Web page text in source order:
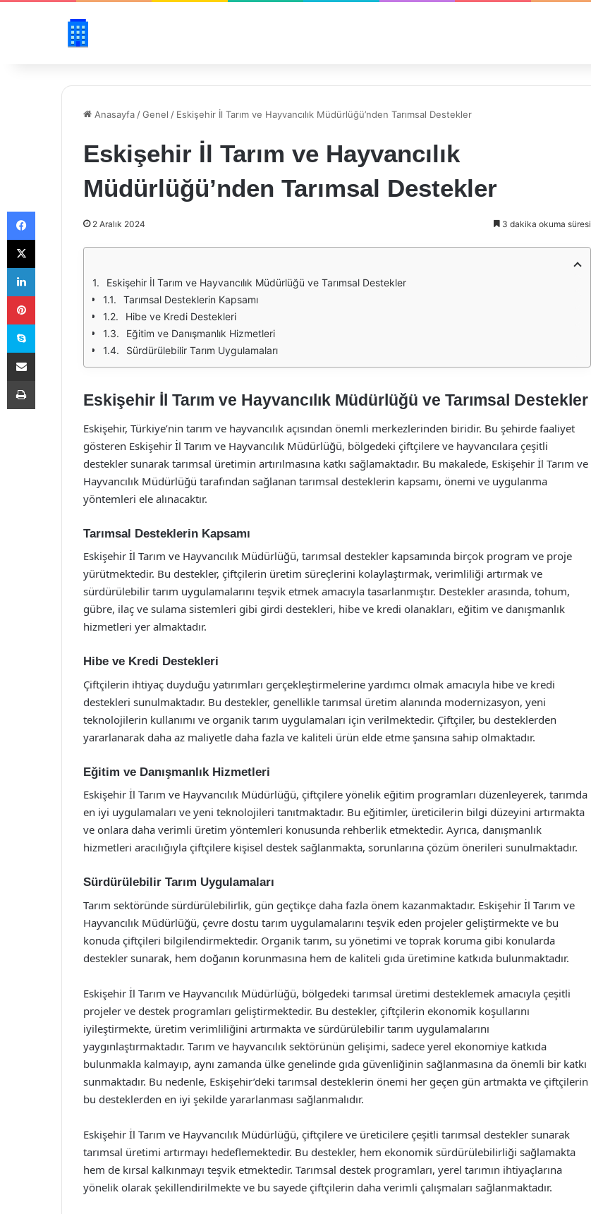
Anasayfa /Genel / Eskişehir İl Tarım ve Hayvancılık Müdürlüğü’nden Tarımsal Destekler
Eskişehir İl Tarım ve Hayvancılık
Müdürlüğü’nden Tarımsal Destekler
2 Aralık 2024 3 dakika okuma süresi
Eskişehir İl Tarım ve Hayvancılık Müdürlüğü ve Tarımsal Destekler
Tarımsal Desteklerin Kapsamı
Hibe ve Kredi Destekleri
Eğitim ve Danışmanlık Hizmetleri
Sürdürülebilir Tarım Uygulamaları
Eskişehir İl Tarım ve Hayvancılık Müdürlüğü ve Tarımsal Destekler
Eskişehir, Türkiye’nin tarım ve hayvancılık açısından önemli merkezlerinden biridir. Bu şehirde faaliyet
gösteren Eskişehir İl Tarım ve Hayvancılık Müdürlüğü, bölgedeki çiftçilere ve hayvancılara çeşitli
destekler sunarak tarımsal üretimin artırılmasına katkı sağlamaktadır. Bu makalede, Eskişehir İl Tarım ve
Hayvancılık Müdürlüğü tarafından sağlanan tarımsal desteklerin kapsamı, önemi ve uygulanma
yöntemleri ele alınacaktır.
Tarımsal Desteklerin Kapsamı
Eskişehir İl Tarım ve Hayvancılık Müdürlüğü, tarımsal destekler kapsamında birçok program ve proje
yürütmektedir. Bu destekler, çiftçilerin üretim süreçlerini kolaylaştırmak, verimliliği artırmak ve
sürdürülebilir tarım uygulamalarını teşvik etmek amacıyla tasarlanmıştır. Destekler arasında, tohum,
gübre, ilaç ve sulama sistemleri gibi girdi destekleri, hibe ve kredi olanakları, eğitim ve danışmanlık
hizmetleri yer almaktadır.
Hibe ve Kredi Destekleri
Çiftçilerin ihtiyaç duyduğu yatırımları gerçekleştirmelerine yardımcı olmak amacıyla hibe ve kredi
destekleri sunulmaktadır. Bu destekler, genellikle tarımsal üretim alanında modernizasyon, yeni
teknolojilerin kullanımı ve organik tarım uygulamaları için verilmektedir. Çiftçiler, bu desteklerden
yararlanarak daha az maliyetle daha fazla ve kaliteli ürün elde etme şansına sahip olmaktadır.
Eğitim ve Danışmanlık Hizmetleri
Eskişehir İl Tarım ve Hayvancılık Müdürlüğü, çiftçilere yönelik eğitim programları düzenleyerek, tarımda
en iyi uygulamaları ve yeni teknolojileri tanıtmaktadır. Bu eğitimler, üreticilerin bilgi düzeyini artırmakta
ve onlara daha verimli üretim yöntemleri konusunda rehberlik etmektedir. Ayrıca, danışmanlık
hizmetleri aracılığıyla çiftçilere kişisel destek sağlanmakta, sorunlarına çözüm önerileri sunulmaktadır.
Sürdürülebilir Tarım Uygulamaları
Tarım sektöründe sürdürülebilirlik, gün geçtikçe daha fazla önem kazanmaktadır. Eskişehir İl Tarım ve
Hayvancılık Müdürlüğü, çevre dostu tarım uygulamalarını teşvik eden projeler geliştirmekte ve bu
konuda çiftçileri bilgilendirmektedir. Organik tarım, su yönetimi ve toprak koruma gibi konularda
destekler sunarak, hem doğanın korunmasına hem de kaliteli gıda üretimine katkıda bulunmaktadır.
Eskişehir İl Tarım ve Hayvancılık Müdürlüğü, bölgedeki tarımsal üretimi desteklemek amacıyla çeşitli
projeler ve destek programları geliştirmektedir. Bu destekler, çiftçilerin ekonomik koşullarını
iyileştirmekte, üretim verimliliğini artırmakta ve sürdürülebilir tarım uygulamalarını
yaygınlaştırmaktadır. Tarım ve hayvancılık sektörünün gelişimi, sadece yerel ekonomiye katkıda
bulunmakla kalmayıp, aynı zamanda ülke genelinde gıda güvenliğinin sağlanmasına da önemli bir katkı
sunmaktadır. Bu nedenle, Eskişehir’deki tarımsal desteklerin önemi her geçen gün artmakta ve çiftçilerin
bu desteklerden en iyi şekilde yararlanması sağlanmalıdır.
Eskişehir İl Tarım ve Hayvancılık Müdürlüğü, çiftçilere ve üreticilere çeşitli tarımsal destekler sunarak
tarımsal üretimi artırmayı hedeflemektedir. Bu destekler, hem ekonomik sürdürülebilirliği sağlamakta
hem de kırsal kalkınmayı teşvik etmektedir. Tarımsal destek programları, yerel tarımın ihtiyaçlarına
yönelik olarak şekillendirilmekte ve bu sayede çiftçilerin daha verimli çalışmaları sağlanmaktadır.
Facebook
X
LinkedIn
Pinterest
Skype
E-Posta ile paylaş